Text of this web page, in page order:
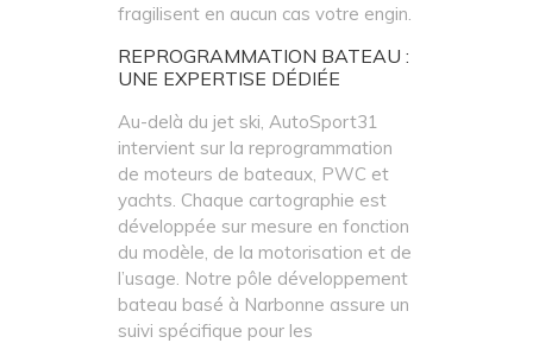
fragilisent en aucun cas votre engin.
REPROGRAMMATION BATEAU :
UNE EXPERTISE DÉDIÉE
Au-delà du jet ski, AutoSport31
intervient sur la reprogrammation
de moteurs de bateaux, PWC et
yachts. Chaque cartographie est
développée sur mesure en fonction
du modèle, de la motorisation et de
l’usage. Notre pôle développement
bateau basé à Narbonne assure un
suivi spécifique pour les